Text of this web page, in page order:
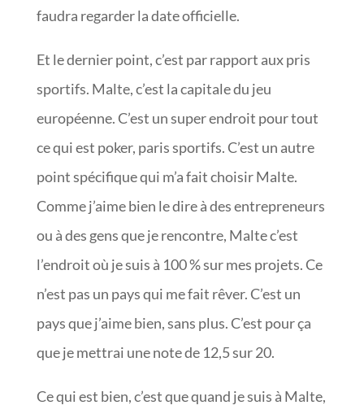
faudra regarder la date officielle.
Et le dernier point, c’est par rapport aux pris
sportifs. Malte, c’est la capitale du jeu
européenne. C’est un super endroit pour tout
ce qui est poker, paris sportifs. C’est un autre
point spécifique qui m’a fait choisir Malte.
Comme j’aime bien le dire à des entrepreneurs
ou à des gens que je rencontre, Malte c’est
l’endroit où je suis à 100 % sur mes projets. Ce
n’est pas un pays qui me fait rêver. C’est un
pays que j’aime bien, sans plus. C’est pour ça
que je mettrai une note de 12,5 sur 20.
Ce qui est bien, c’est que quand je suis à Malte,